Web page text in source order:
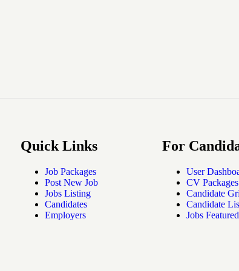
Quick Links
Job Packages
Post New Job
Jobs Listing
Candidates
Employers
For
User
CV Packages
Candidate
Candidate
Jobs Featured